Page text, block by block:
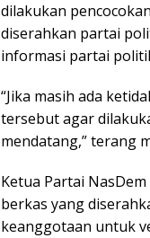
dilakukan
diserahkan partai
informasi partai
“Jika masih ada
tersebut agar
mendatang,” terang
Ketua Partai
berkas yang
keanggotaan untuk